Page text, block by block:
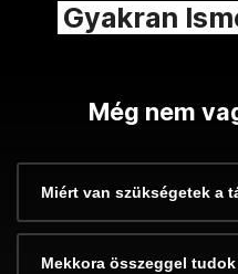
Gyakran
Még nem
Miért van szükségetek a
Mekkora összeggel